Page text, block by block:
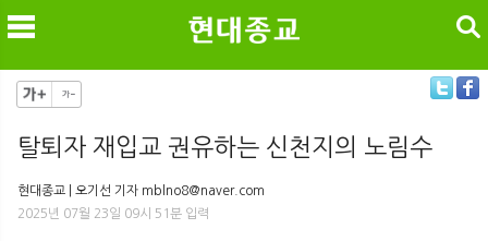
검색
탈퇴자 재입교 권유하는 신천지의 노림수
현대종교 | 오기선 기자 mblno8@naver.com
2025년 07월 23일 09시 51분 입력